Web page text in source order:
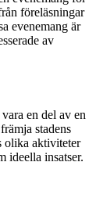
föreläsningar
evenemang är
av
en del av en
stadens
olika aktiviteter
ideella insatser.